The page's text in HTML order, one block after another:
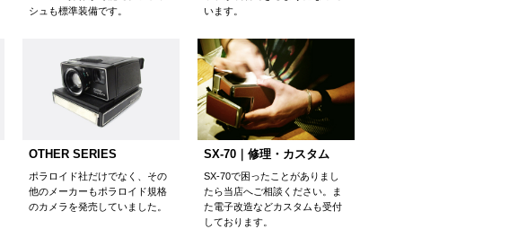
シュも標準装備です。
います。
OTHER SERIES
ポラロイド社だけでなく、その
他のメーカーもポラロイド規格
のカメラを発売していました。
SX-70｜修理・カスタム
SX-70で困ったことがありまし
たら当店へご相談ください。ま
た電子改造などカスタムも受付
しております。